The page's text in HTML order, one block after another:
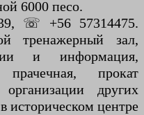
6000 песо.
☏ +56 57314475.
тренажерный зал,
и информация,
прокат
других
историческом центре